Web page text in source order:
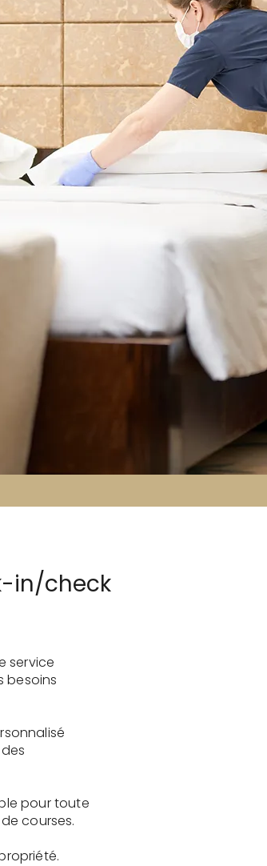
in/check
service
besoins
pour toute
courses.